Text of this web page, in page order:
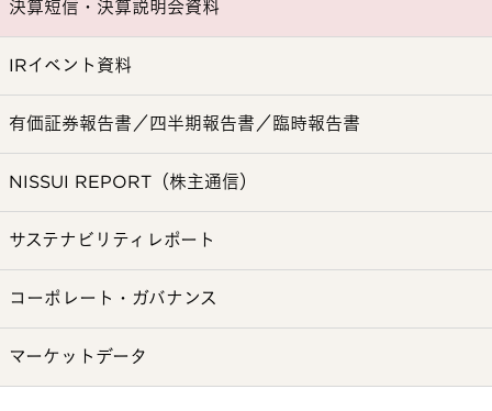
決算短信・決算説明会資料
IRイベント資料
有価証券報告書／四半期報告書／臨時報告書
NISSUI REPORT（株主通信）
サステナビリティレポート
コーポレート・ガバナンス
マーケットデータ